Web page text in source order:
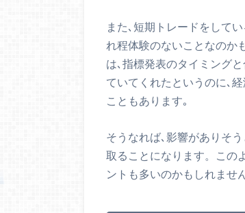
また､短期トレードをして
れ程体験のないことなのか
は､指標発表のタイミング
ていてくれたというのに､
こともあります｡
そうなれば､影響がありそ
取ることになります。この
ントも多いのかもしれませ